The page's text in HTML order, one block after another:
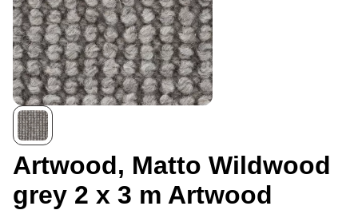
Artwood, Matto Wildwood
grey 2 x 3 m Artwood